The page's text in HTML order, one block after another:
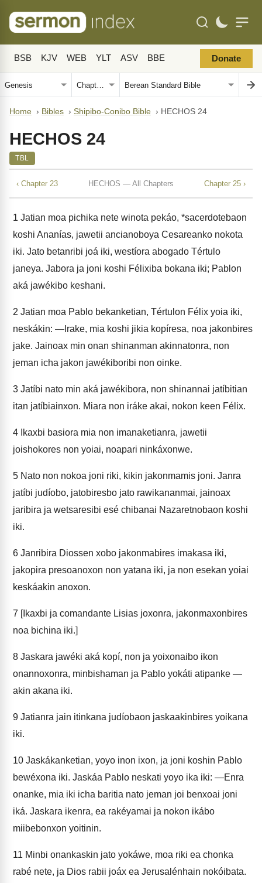
BSB KJV WEB YLT ASV BBE Donate
Home › Bibles › Shipibo-Conibo Bible › HECHOS 24
HECHOS 24
TBL
‹ Chapter 23 HECHOS — All Chapters Chapter 25 ›
1 Jatian moa pichika nete winota pekáo, *sacerdotebaon
koshi Ananías, jawetii ancianoboya Cesareanko nokota
iki. Jato betanribi joá iki, westíora abogado Tértulo
janeya. Jabora ja joni koshi Félixiba bokana iki; Pablon
aká jawékibo keshani.
2 Jatian moa Pablo bekanketian, Tértulon Félix yoia iki,
neskákin: —Irake, mia koshi jikia kopíresa, noa jakonbires
jake. Jainoax min onan shinanman akinnatonra, non
jeman icha jakon jawékiboribi non oinke.
3 Jatíbi nato min aká jawékibora, non shinannai jatíbitian
itan jatíbiainxon. Miara non iráke akai, nokon keen Félix.
4 Ikaxbi basiora mia non imanaketianra, jawetii
joishokores non yoiai, noapari ninkáxonwe.
5 Nato non nokoa joni riki, kikin jakonmamis joni. Janra
jatíbi judíobo, jatobiresbo jato rawikananmai, jainoax
jaribira ja wetsaresibi esé chibanai Nazaretnobaon koshi
iki.
6 Janribira Diossen xobo jakonmabires imakasa iki,
jakopira presoanoxon non yatana iki, ja non esekan yoiai
keskáakin anoxon.
7 [Ikaxbi ja comandante Lisias joxonra, jakonmaxonbires
noa bichina iki.]
8 Jaskara jawéki aká kopí, non ja yoixonaibo ikon
onannoxonra, minbishaman ja Pablo yokáti atipanke —
akin akana iki.
9 Jatianra jain itinkana judíobaon jaskaakinbires yoikana
iki.
10 Jaskákanketian, yoyo inon ixon, ja joni koshin Pablo
bewéxona iki. Jaskáa Pablo neskati yoyo ika iki: —Enra
onanke, mia iki icha baritia nato jeman joi benxoai joni
iká. Jaskara ikenra, ea rakéyamai ja nokon ikábo
miibebonxon yoitinin.
11 Minbi onankaskin jato yokáwe, moa riki ea chonka
rabé nete, ja Dios rabii joáx ea Jerusalénhain nokóibata.